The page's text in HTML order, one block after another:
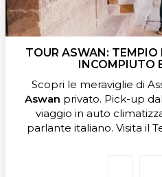
TOUR ASWAN: TEMPIO
INCOMPIUTO
Scopri le meraviglie di
Aswan privato. Pick-up
viaggio in auto
parlante italiano. Visita il